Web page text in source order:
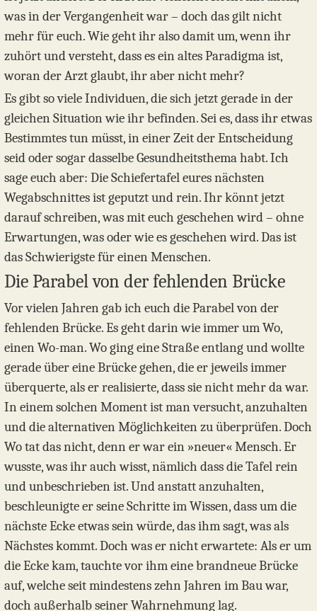
was in der Vergangenheit war – doch das gilt nicht
mehr für euch. Wie geht ihr also damit um, wenn ihr
zuhört und versteht, dass es ein altes Paradigma ist,
woran der Arzt glaubt, ihr aber nicht mehr?
Es gibt so viele Individuen, die sich jetzt gerade in der
gleichen Situation wie ihr befinden. Sei es, dass ihr etwas
Bestimmtes tun müsst, in einer Zeit der Entscheidung
seid oder sogar dasselbe Gesundheitsthema habt. Ich
sage euch aber: Die Schiefertafel eures nächsten
Wegabschnittes ist geputzt und rein. Ihr könnt jetzt
darauf schreiben, was mit euch geschehen wird – ohne
Erwartungen, was oder wie es geschehen wird. Das ist
das Schwierigste für einen Menschen.
Die Parabel von der fehlenden Brücke
Vor vielen Jahren gab ich euch die Parabel von der
fehlenden Brücke. Es geht darin wie immer um Wo,
einen Wo-man. Wo ging eine Straße entlang und wollte
gerade über eine Brücke gehen, die er jeweils immer
überquerte, als er realisierte, dass sie nicht mehr da war.
In einem solchen Moment ist man versucht, anzuhalten
und die alternativen Möglichkeiten zu überprüfen. Doch
Wo tat das nicht, denn er war ein »neuer« Mensch. Er
wusste, was ihr auch wisst, nämlich dass die Tafel rein
und unbeschrieben ist. Und anstatt anzuhalten,
beschleunigte er seine Schritte im Wissen, dass um die
nächste Ecke etwas sein würde, das ihm sagt, was als
Nächstes kommt. Doch was er nicht erwartete: Als er um
die Ecke kam, tauchte vor ihm eine brandneue Brücke
auf, welche seit mindestens zehn Jahren im Bau war,
doch außerhalb seiner Wahrnehmung lag.